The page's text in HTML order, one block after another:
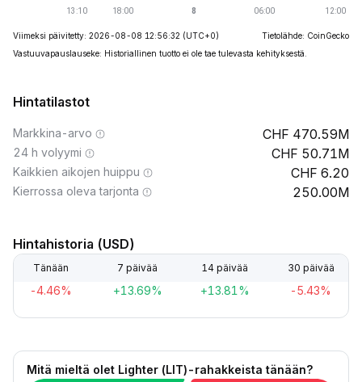
Viimeksi päivitetty: 2026-08-08 12:56:32 (UTC+0)
Tietolähde: CoinGecko
Vastuuvapauslauseke: Historiallinen tuotto ei ole tae tulevasta kehityksestä.
Hintatilastot
Markkina-arvo 470.59M
24 h volyymi 50.71M
Kaikkien aikojen huippu 6.20
Kierrossa oleva tarjonta 250.00M
Hintahistoria (USD)
Tänään 7 päivää 14 päivää 30 päivää
-4.46% +13.69% +13.81% -5.43%
Mitä mieltä olet Lighter (LIT)-rahakkeista tänään?